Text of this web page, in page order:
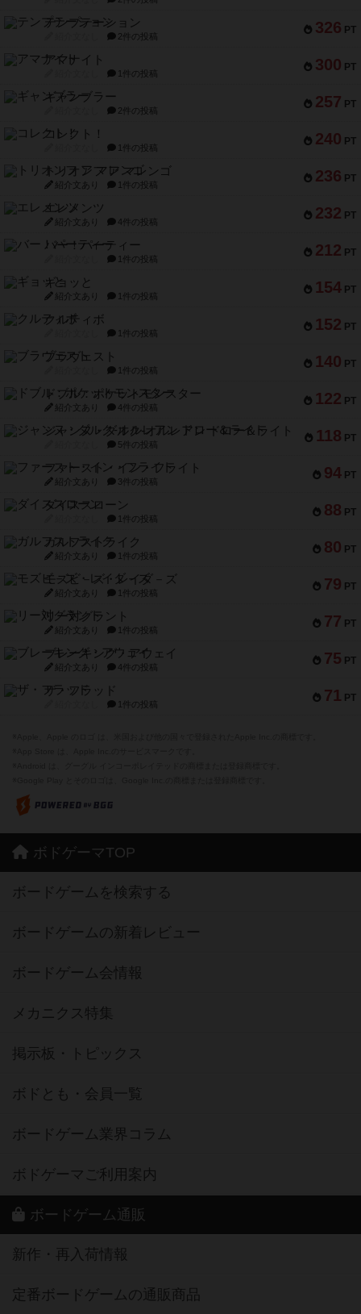
326 PT
テンプテーション
2件の投稿
300 PT
アマナイト
1件の投稿
257 PT
ギャンブラー
2件の投稿
240 PT
コレクト！
1件の投稿
236 PT
トリオンフ ア マレンゴ
紹介文あり 1件の投稿
232 PT
エレメンツ
紹介文あり 4件の投稿
212 PT
バー！パーティー
1件の投稿
154 PT
ギョッと
紹介文あり 1件の投稿
152 PT
クルティボ
1件の投稿
140 PT
ブラヴェスト
1件の投稿
122 PT
ドブル：ポケットモンスター
紹介文あり 4件の投稿
118 PT
ジャンヌ・ダルク-オルレアン ドロー＆ライト
5件の投稿
94 PT
ファースト・イン・フライト
紹介文あり 3件の投稿
88 PT
ダイススローン
1件の投稿
80 PT
ガルフストライク
紹介文あり 1件の投稿
79 PT
モズビ－ズ・レイダ－ズ
紹介文あり 1件の投稿
77 PT
リー対グラント
紹介文あり 1件の投稿
75 PT
ブレーキング・アウェイ
紹介文あり 4件の投稿
71 PT
ザ・フラッド
1件の投稿
ボドゲーマTOP
ボードゲームを検索する
ボードゲームの新着レビュー
ボードゲーム会情報
メカニクス特集
掲示板・トピックス
ボドとも・会員一覧
ボードゲーム業界コラム
ボドゲーマご利用案内
ボードゲーム通販
新作・再入荷情報
定番ボードゲームの通販商品